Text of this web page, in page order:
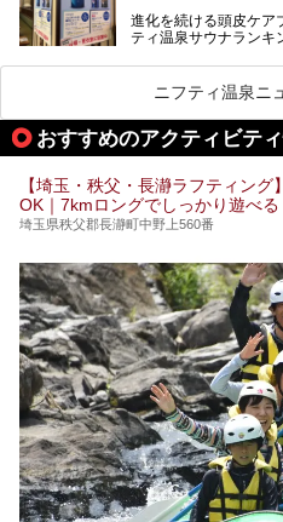
全国総合2位にランク
加谷塚店」がコラボイ
気になるその内容を
進化を続ける頭皮ケア
ティ温泉サウナランキ
ベントを開催。
早速訪問し、気にな
───
提供元：花王株式会社
す。
ニフティ温泉ニ
おすすめのアクティビテ
【埼玉・秩父・長瀞ラフティン
OK｜7kmロングでしっかり遊べ
埼玉県秩父郡長瀞町中野上560番